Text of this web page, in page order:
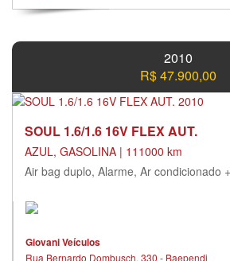
2010
R$ 47.900,00
SOUL 1.6/1.6 16V FLEX AUT.
AZUL, GASOLINA | 111000 km
Air bag duplo, Alarme, Ar condicionado
Giovani Veículos
Rua Bernardo Dombusch, 330 - Baependi